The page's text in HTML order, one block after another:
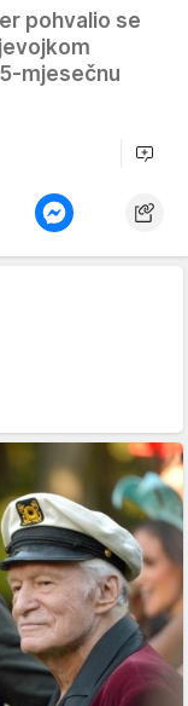
pohvalio se
mjesečnu